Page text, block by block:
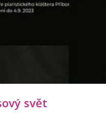
svět